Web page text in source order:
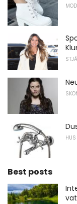
HUS
Best posts